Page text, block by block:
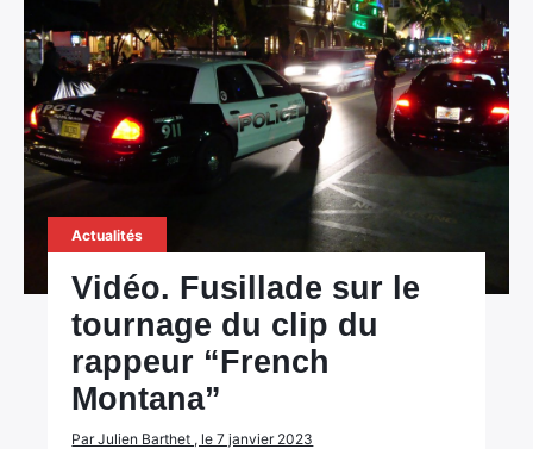
Actualités
Vidéo. Fusillade sur le
tournage du clip du
rappeur “French
Montana”
Par Julien Barthet , le 7 janvier 2023